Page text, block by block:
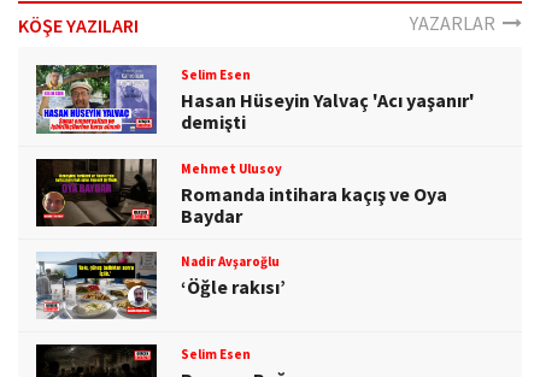
KÖŞE YAZILARI YAZARLAR
Selim Esen
Hasan Hüseyin Yalvaç 'Acı yaşanır'
demişti
Mehmet Ulusoy
Romanda intihara kaçış ve Oya
Baydar
Nadir Avşaroğlu
‘Öğle rakısı’
Selim Esen